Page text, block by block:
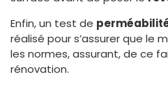
Enfin, un test de
réalisé pour s’assurer que le
les normes, assurant, de ce
rénovation.